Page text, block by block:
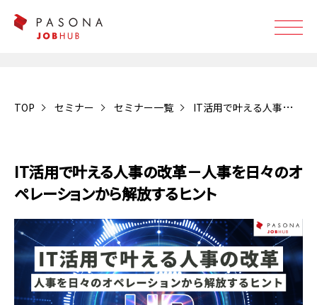
TOP セミナー セミナー一覧 IT活用で叶える人事の改革－人事を日々のオペレーションから解放するヒント
IT活用で叶える人事の改革－人事を日々のオ
ペレーションから解放するヒント